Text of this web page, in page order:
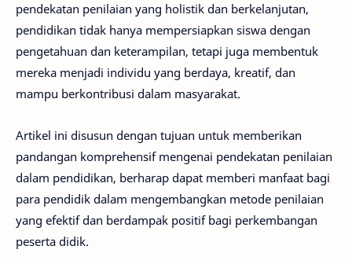
pendekatan penilaian yang holistik dan berkelanjutan,
pendidikan tidak hanya mempersiapkan siswa dengan
pengetahuan dan keterampilan, tetapi juga membentuk
mereka menjadi individu yang berdaya, kreatif, dan
mampu berkontribusi dalam masyarakat.
Artikel ini disusun dengan tujuan untuk memberikan
pandangan komprehensif mengenai pendekatan penilaian
dalam pendidikan, berharap dapat memberi manfaat bagi
para pendidik dalam mengembangkan metode penilaian
yang efektif dan berdampak positif bagi perkembangan
peserta didik.